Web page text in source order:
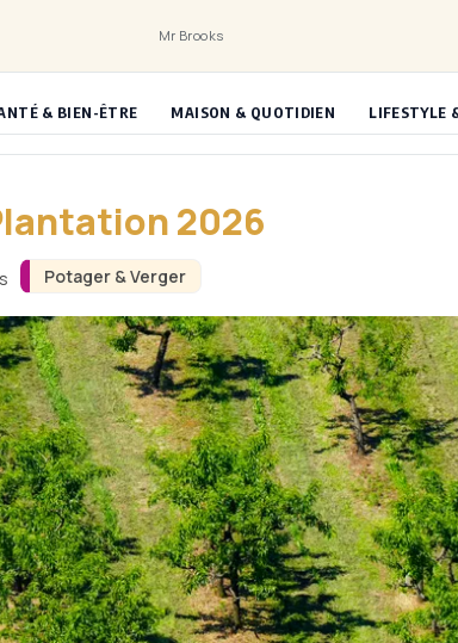
Mr Brooks
& BIEN-ÊTRE MAISON & QUOTIDIEN LIFESTYLE
Potager & Verger
2026